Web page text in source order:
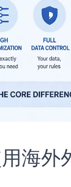
海外